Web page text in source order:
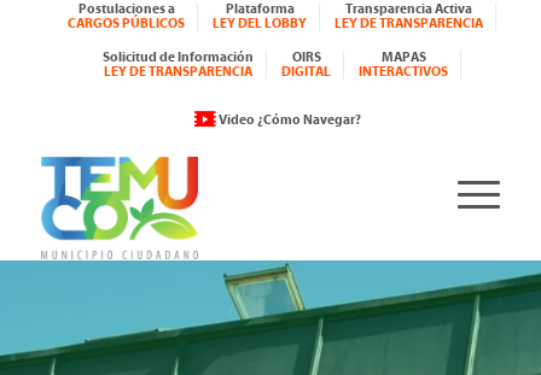
Postulaciones a
CARGOS PÚBLICOS
Plataforma
LEY DEL LOBBY
Transparencia Activa
LEY DE TRANSPARENCIA
Solicitud de Información
LEY DE TRANSPARENCIA
OIRS
DIGITAL
MAPAS
INTERACTIVOS
Video ¿Cómo Navegar?